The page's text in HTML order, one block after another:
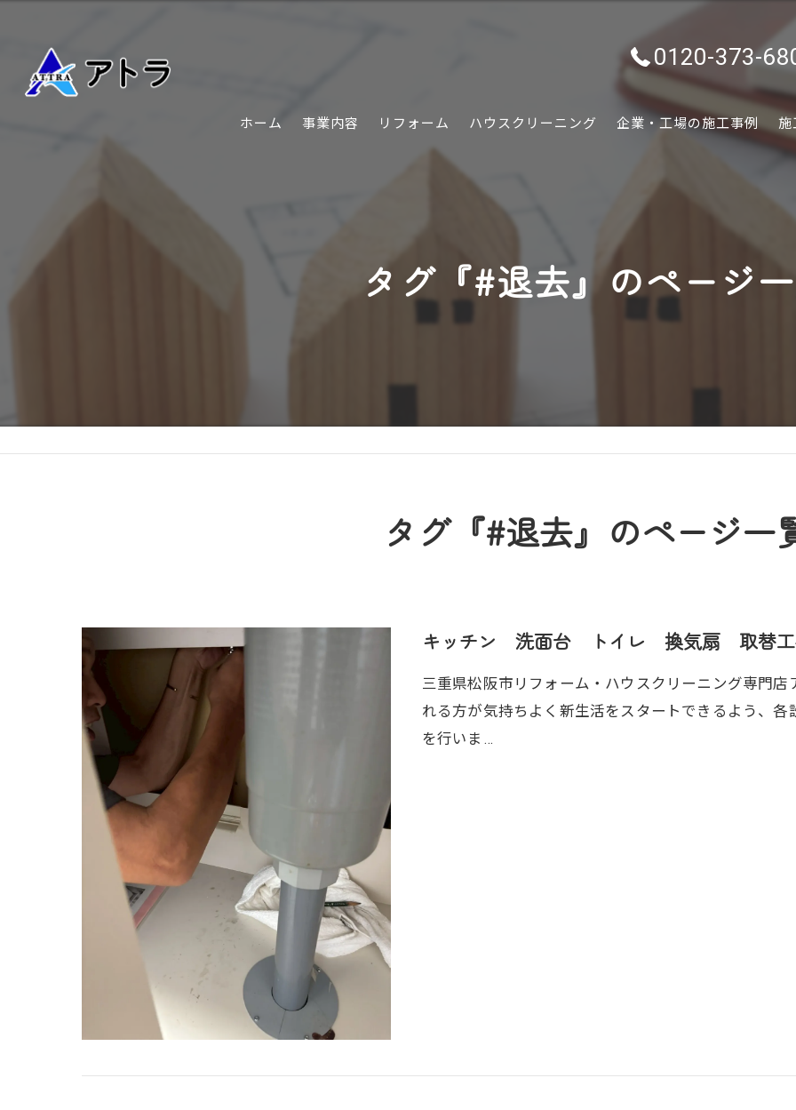
0120-373-
ホーム 事業内容 リフォーム ハウスクリーニング 企業・工場の施工事例 施
タグ『#退去』のページ
タグ『#退去』のページ一
キッチン 洗面台 トイレ 換気扇 取替
三重県松阪市リフォーム・ハウスクリーニング専門
れる方が気持ちよく新生活をスタートできるよう、
を行いま…